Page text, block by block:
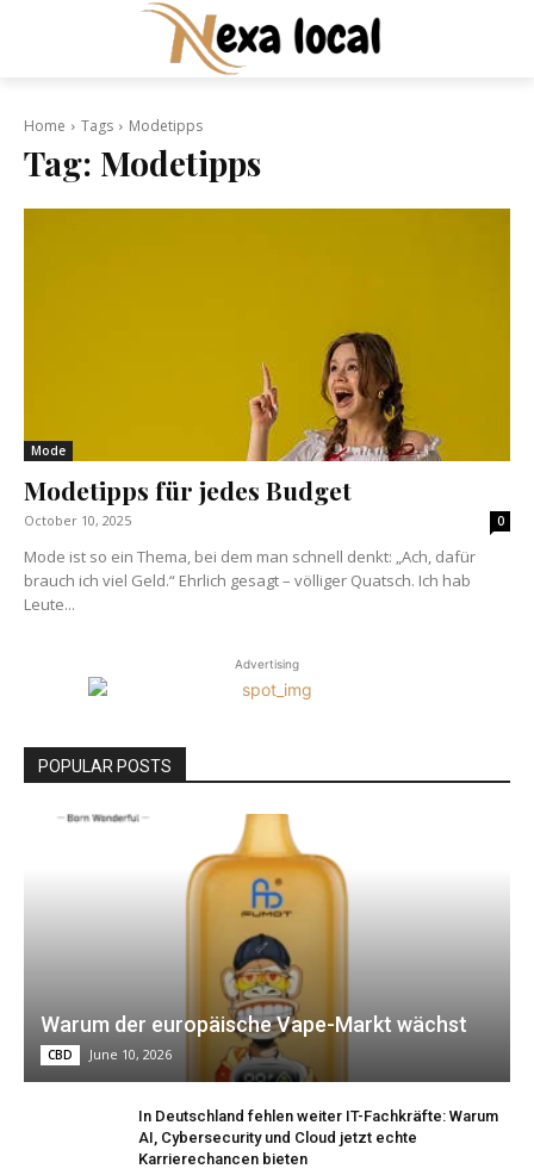
Home Tags Modetipps
Tag: Modetipps
Mode
Modetipps für jedes Budget
October 10, 2025 0
Mode ist so ein Thema, bei dem man schnell denkt: „Ach, dafür
brauch ich viel Geld.“ Ehrlich gesagt – völliger Quatsch. Ich hab
Leute...
Advertising
POPULAR POSTS
Warum der europäische Vape-Markt wächst
CBD June 10, 2026
In Deutschland fehlen weiter IT-Fachkräfte: Warum
AI, Cybersecurity und Cloud jetzt echte
Karrierechancen bieten